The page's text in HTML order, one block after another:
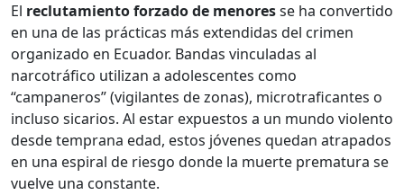
El reclutamiento forzado de menoresse ha convertido
en una de las prácticas más extendidas del crimen
organizado en Ecuador. Bandas vinculadas al
narcotráfico utilizan a adolescentes como
“campaneros” (vigilantes de zonas), microtraficantes o
incluso sicarios. Al estar expuestos a un mundo violento
desde temprana edad, estos jóvenes quedan atrapados
en una espiral de riesgo donde la muerte prematura se
vuelve una constante.